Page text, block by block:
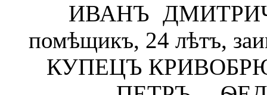
ИВАНЪ
помѣщикъ, 24 лѣтъ,
КУПЕЦЪ